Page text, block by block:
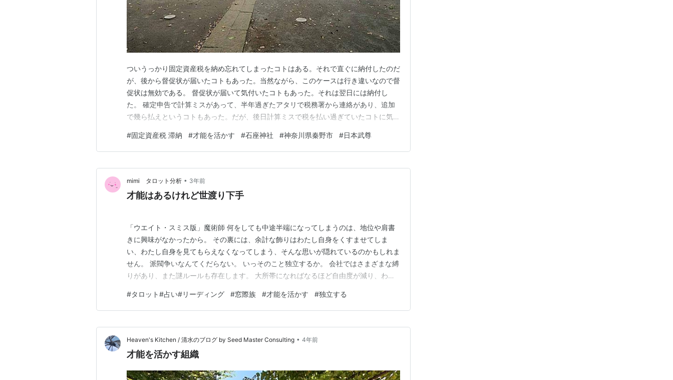
ついうっかり固定資産税を納め忘れてしまったコトはある。それで直ぐに納付したのだ
が、後から督促状が届いたコトもあった。当然ながら、このケースは行き違いなので督
促状は無効である。 督促状が届いて気付いたコトもあった。それは翌日には納付し
た。 確定申告で計算ミスがあって、半年過ぎたアタリで税務署から連絡があり、追加
で幾ら払えというコトもあった。だが、後日計算ミスで税を払い過ぎていたコトに気付
「悦朗さん、税金納め過ぎてますよ！〇×円を利子も含めて支払いますから、口座番号
を教えて下さい・・・」 そんな連絡は税務署からは来ない…
#固定資産税 滞納 #才能を活かす #石座神社 #神奈川県秦野市 #日本武尊
mimi タロット分析 • 3年前
才能はあるけれど世渡り下手
「ウエイト・スミス版」魔術師 何をしても中途半端になってしまうのは、地位や肩書
きに興味がなかったから。 その裏には、余計な飾りはわたし自身をくすませてしま
い、わたし自身を見てもらえなくなってしまう、そんな思いが隠れているのかもしれま
せん。 派閥争いなんてくだらない。 いっそのこと独立するか。 会社ではさまざまな縛
りがあり、また謎ルールも存在します。 大所帯になればなるほど自由度が減り、わた
し、窓際族のような存在に。 天才肌で冒険心を持つわたしには、どこかに所属するよ
りも一人で活動する方が向いているようです。 水を得た魚…
#タロット#占い#リーディング #窓際族 #才能を活かす #独立する
Heaven's Kitchen / 清水のブログ by Seed Master Consulting • 4年前
才能を活かす組織